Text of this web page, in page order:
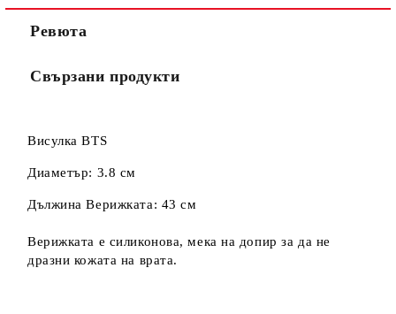
Ние ще се свържем с вас в рамките на работния ден.
Ревюта
Свързани продукти
Висулка BTS
Диаметър: 3.8 см
Дължина Верижката: 43 см
Верижката е силиконова, мека на допир за да не
дразни кожата на врата.